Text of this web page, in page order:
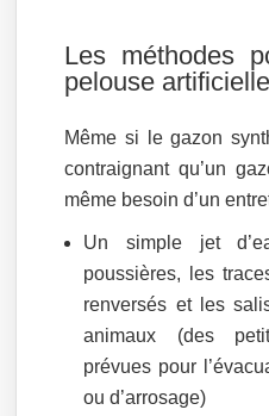
Les méthodes
pelouse artificielle
Même si le gazon
contraignant qu’un
même besoin d’un
Un simple jet
poussières, les
renversés et les
animaux (des
prévues pour
ou d’arrosage)